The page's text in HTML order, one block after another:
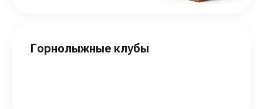
Горнолыжные клубы